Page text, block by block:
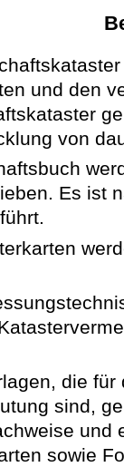
und den
von
Es ist
die
sind,
und
sowie